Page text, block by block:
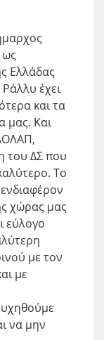
Ελλάδας
έχει
και τα
μας. Και
του ΔΣ που
Το
χώρας μας
εύλογο
με τον
με
να μην